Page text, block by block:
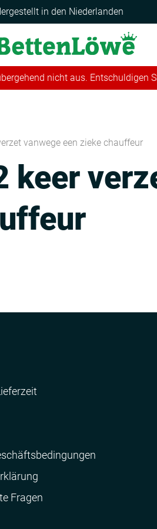
in den Niederlanden
nicht aus. Entschuldigen
vanwege een zieke chauffeur
keer
Fragen